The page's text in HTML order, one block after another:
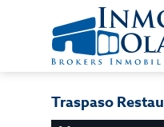
Traspaso